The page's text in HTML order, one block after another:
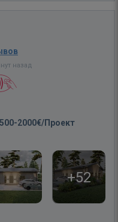
назад
500-2000€/Проект
+52